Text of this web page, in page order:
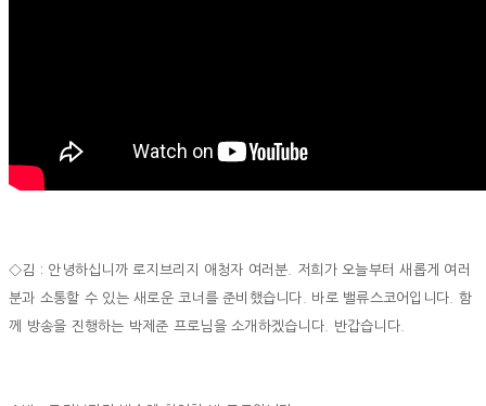
◇김 : 안녕하십니까 로지브리지 애청자 여러분. 저희가 오늘부터 새롭게 여러
분과 소통할 수 있는 새로운 코너를 준비했습니다. 바로 밸류스코어입니다. 함
께 방송을 진행하는 박제준 프로님을 소개하겠습니다. 반갑습니다.